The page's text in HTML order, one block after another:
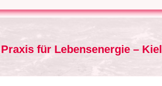
Praxis für Lebensenergie – Kiel